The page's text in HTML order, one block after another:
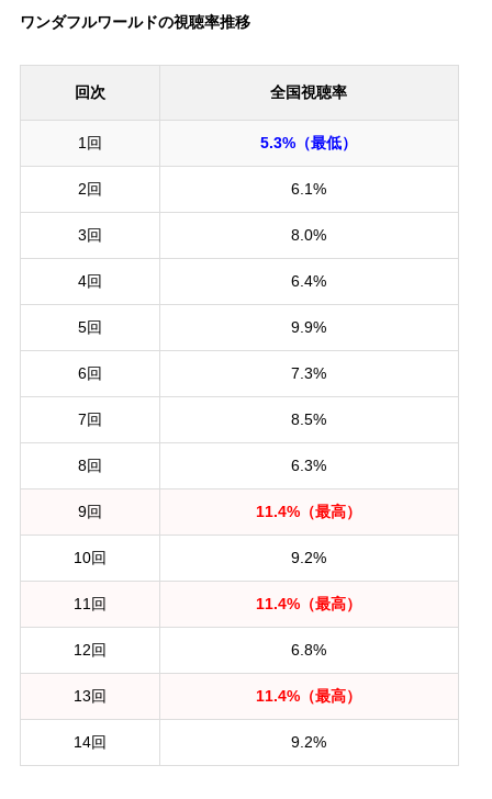
ワンダフルワールドの視聴率推移
回次 全国視聴率
1回 5.3%（最低）
2回 6.1%
3回 8.0%
4回 6.4%
5回 9.9%
6回 7.3%
7回 8.5%
8回 6.3%
9回 11.4%（最高）
10回 9.2%
11回 11.4%（最高）
12回 6.8%
13回 11.4%（最高）
14回 9.2%